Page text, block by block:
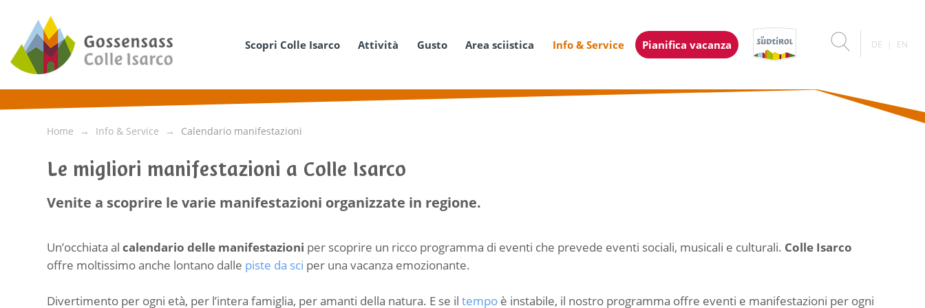
Scopri Colle Isarco Attività Gusto Area sciistica Info & Service Pianifica vacanza DE EN
Home Info & Service Calendario manifestazioni
Le migliori manifestazioni a Colle Isarco
Venite a scoprire le varie manifestazioni organizzate in regione.
Un’occhiata al calendario delle manifestazioni per scoprire un ricco programma di eventi che prevede eventi sociali, musicali e culturali. Colle Isarco
offre moltissimo anche lontano dalle piste da sci per una vacanza emozionante.
Divertimento per ogni età, per l’intera famiglia, per amanti della natura. E se il tempo è instabile, il nostro programma offre eventi e manifestazioni per ogni